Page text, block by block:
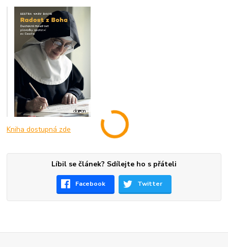
Kniha dostupná zde
Líbil se článek? Sdílejte ho s přáteli
Facebook Twitter